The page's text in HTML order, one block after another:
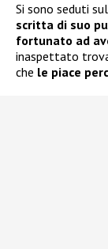
Si sono seduti
scritta di suo
fortunato ad
inaspettato
che le piace